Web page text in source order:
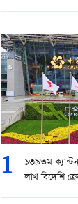
1
১৩৯তম
লাখ বিদেশি